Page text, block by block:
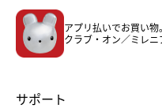
ホーム・キッチン＆アート
アプリ払いでお買い物。
クラブ・オン／ミレニ
サポート